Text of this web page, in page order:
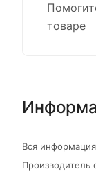
товаре
Вся
Производитель